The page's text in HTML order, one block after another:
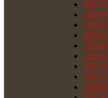
185/75
185/80
195/50
195/55
195/60
195/65
195/70
195/75
195/80